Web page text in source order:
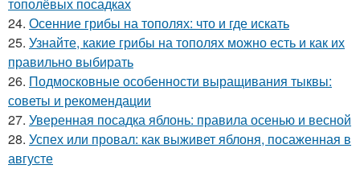
тополёвых посадках
24. Осенние грибы на тополях: что и где искать
25. Узнайте, какие грибы на тополях можно есть и как их
правильно выбирать
26. Подмосковные особенности выращивания тыквы:
советы и рекомендации
27. Уверенная посадка яблонь: правила осенью и весной
28. Успех или провал: как выживет яблоня, посаженная в
августе